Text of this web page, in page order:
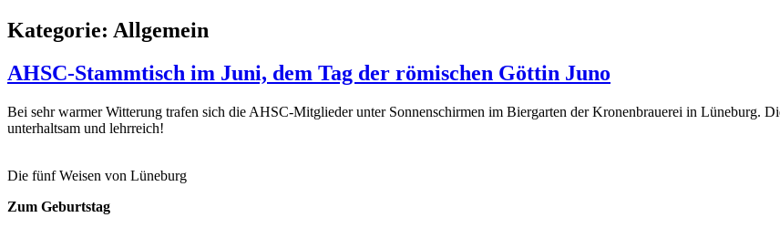
Kategorie: Allgemein
AHSC-Stammtisch im Juni, dem Tag der römischen Göttin Juno
Bei sehr warmer Witterung trafen sich die AHSC-Mitglieder unter Sonnenschirmen im Biergarten der Kronenbrauerei in Lüneburg.
unterhaltsam und lehrreich!
Die fünf Weisen von Lüneburg
Zum Geburtstag